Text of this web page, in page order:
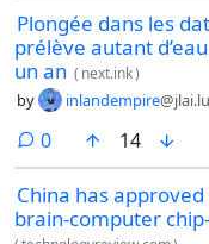
Plongée dans les
prélève autant
un an ( next.ink)
by inlandempire@jlai.lu
0comments
14
China has
brain-computer